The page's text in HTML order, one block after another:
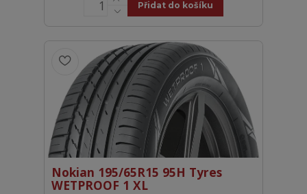
Přidat do košíku
Nokian 195/65R15 95H Tyres
WETPROOF 1 XL